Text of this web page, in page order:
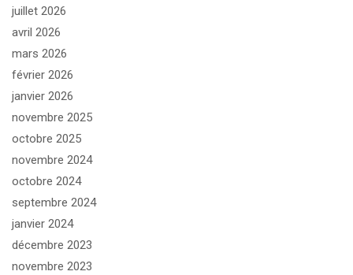
juillet 2026
avril 2026
mars 2026
février 2026
janvier 2026
novembre 2025
octobre 2025
novembre 2024
octobre 2024
septembre 2024
janvier 2024
décembre 2023
novembre 2023